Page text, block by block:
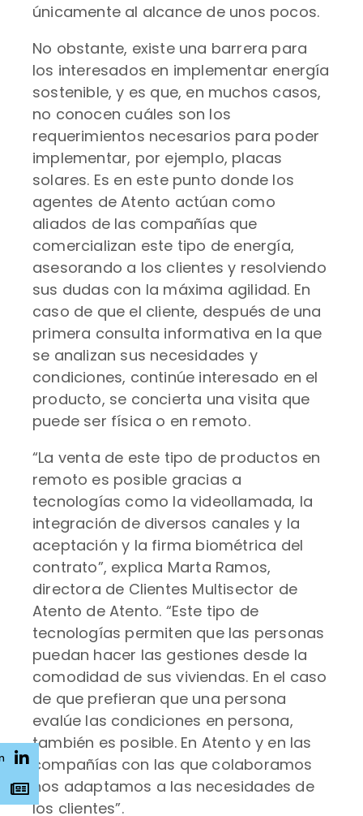
únicamente al alcance de unos pocos.
No obstante, existe una barrera para
los interesados en implementar energía
sostenible, y es que, en muchos casos,
no conocen cuáles son los
requerimientos necesarios para poder
implementar, por ejemplo, placas
solares. Es en este punto donde los
agentes de Atento actúan como
aliados de las compañías que
comercializan este tipo de energía,
asesorando a los clientes y resolviendo
sus dudas con la máxima agilidad. En
caso de que el cliente, después de una
primera consulta informativa en la que
se analizan sus necesidades y
condiciones, continúe interesado en el
producto, se concierta una visita que
puede ser física o en remoto.
“La venta de este tipo de productos en
remoto es posible gracias a
tecnologías como la videollamada, la
integración de diversos canales y la
aceptación y la firma biométrica del
contrato”, explica Marta Ramos,
directora de Clientes Multisector de
Atento de Atento. “Este tipo de
tecnologías permiten que las personas
puedan hacer las gestiones desde la
comodidad de sus viviendas. En el caso
de que prefieran que una persona
evalúe las condiciones en persona,
también es posible. En Atento y en las
compañías con las que colaboramos
nos adaptamos a las necesidades de
los clientes”.